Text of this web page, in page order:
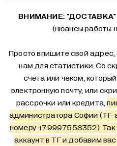
ВНИМАНИЕ:
(нюансы работы
Просто впишите свой
нам для статистики. Со
счета или чеком,
электронную почту, или
рассрочки или кредита,
администратора Софии (ТГ-
номеру +79997558352).
аккаунт в ТГ и добавим